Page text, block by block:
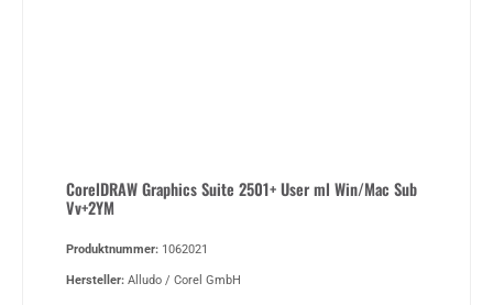
CorelDRAW Graphics Suite 2501+ User ml Win/Mac Sub
Vv+2YM
Produktnummer: 1062021
Hersteller: Alludo / Corel GmbH